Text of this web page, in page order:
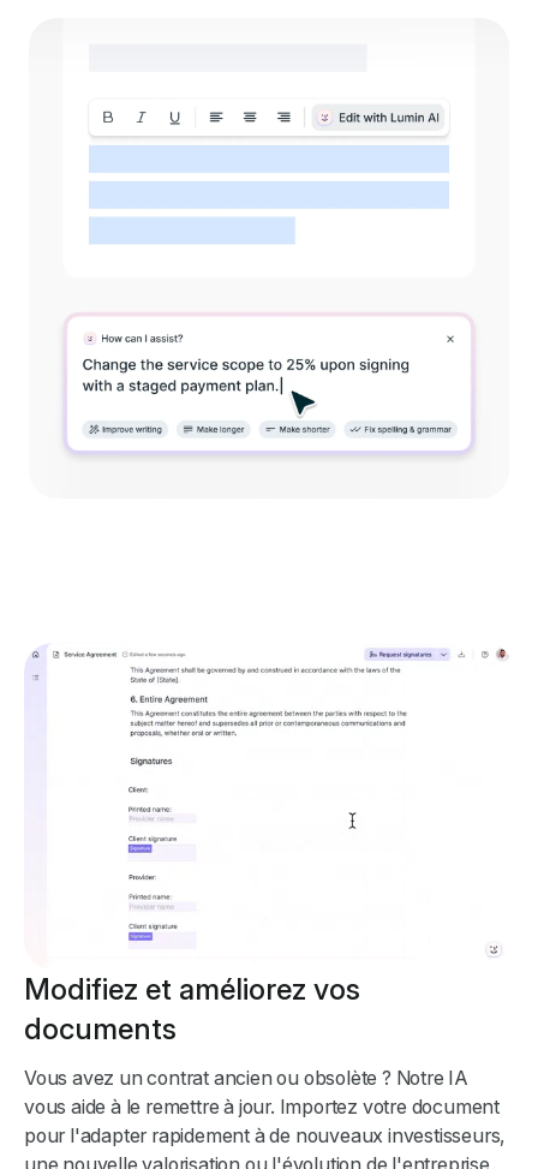
Modifiez et améliorez vos
documents
Vous avez un contrat ancien ou obsolète ? Notre IA
vous aide à le remettre à jour. Importez votre document
pour l'adapter rapidement à de nouveaux investisseurs,